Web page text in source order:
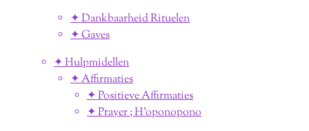
✦ Dankbaarheid Rituelen
✦ Gaves
✦ Hulpmidellen
✦ Affirmaties
✦ Positieve Affirmaties
✦ Prayer ; H'oponopono